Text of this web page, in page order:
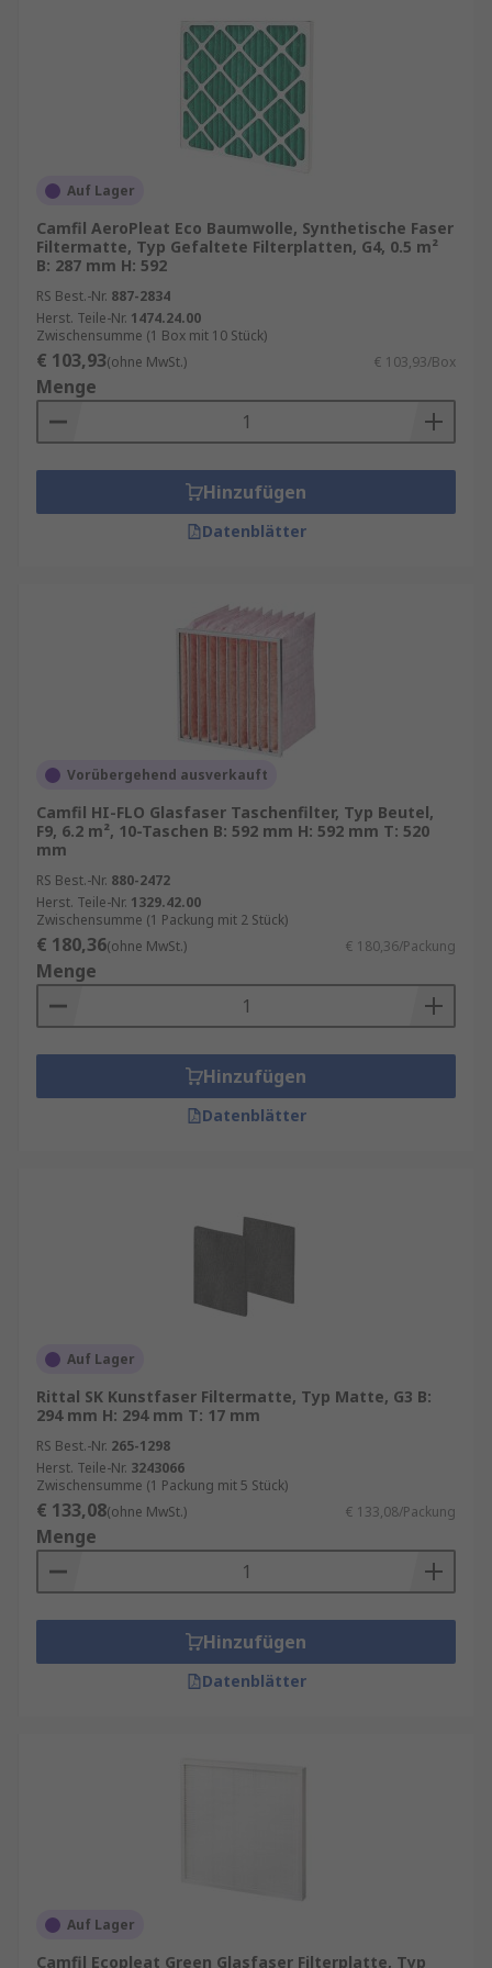
leistungsfähigeren Filter.
: In Gebieten mit hoher
Luftverschmutzung oder für Menschen mit
Allergien sind HEPA-Filter oder
Aktivkohlefilter empfehlenswert.
: Einige Filtertypen
erfordern regelmäßige Reinigung oder
Austausch. Überlegen Sie, wie viel Zeit und
Aufwand Sie in die Wartung investieren
möchten.
Wartung und Austausch von Filtern
Die regelmäßige Wartung und der Austausch von
Filtern sind entscheidend für die
Leistungsfähigkeit Ihres Klimageräts. Ein
Effizienz des Geräts erheblich beeinträchtigen
und zu höheren Energiekosten führen. Hier sind
einige Tipps zur Wartung:
elektrostatische Filter sollten regelmäßig
gereinigt werden, um ihre Wirksamkeit zu
müssen je nach Nutzung und Luftqualität
alle 6 bis 12 Monate ausgetauscht werden.
Gerätewartung
regelmäßig von einem Fachmann warten,
um sicherzustellen, dass alle Komponenten,
funktionieren.
Auf Lager
Camfil AeroPleat Eco Baumwolle, Synthetische Faser
Filtermatte, Typ Gefaltete Filterplatten, G4, 0.5 m²
B: 287 mm H: 592
RS Best.-Nr. 887-2834
Herst. Teile-Nr. 1474.24.00
Zwischensumme (1 Box mit 10 Stück)
€ 103,93(ohne MwSt.) € 103,93/Box
Menge
Hinzufügen
Datenblätter
Vorübergehend ausverkauft
Camfil HI-FLO Glasfaser Taschenfilter, Typ Beutel,
F9, 6.2 m², 10-Taschen B: 592 mm H: 592 mm T: 520
mm
RS Best.-Nr. 880-2472
Herst. Teile-Nr. 1329.42.00
Zwischensumme (1 Packung mit 2 Stück)
€ 180,36(ohne MwSt.) € 180,36/Packung
Menge
Hinzufügen
Datenblätter
Auf Lager
Rittal SK Kunstfaser Filtermatte, Typ Matte, G3 B:
294 mm H: 294 mm T: 17 mm
RS Best.-Nr. 265-1298
Herst. Teile-Nr. 3243066
Zwischensumme (1 Packung mit 5 Stück)
€ 133,08(ohne MwSt.) € 133,08/Packung
Menge
Hinzufügen
Datenblätter
Auf Lager
Camfil Ecopleat Green Glasfaser Filterplatte, Typ